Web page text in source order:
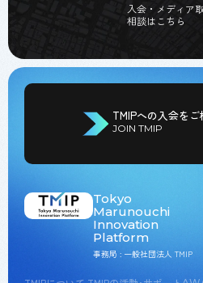
入会・メディア
相談はこちら
TMIPへの入会を
JOIN TMIP
Tokyo
Marunouchi
Innovation
Platform
事務局 : 一般社団法人 TMIP